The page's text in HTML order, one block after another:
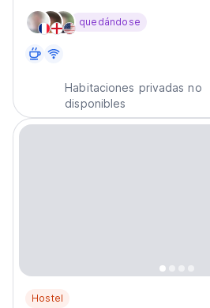
estacionamiento privado gratuito.
quedándose
Habitaciones privadas no
disponibles
Hostel